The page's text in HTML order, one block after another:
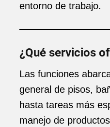
entorno de trabajo.
¿Qué servicios
Las funciones
general de pisos,
hasta tareas más
manejo de